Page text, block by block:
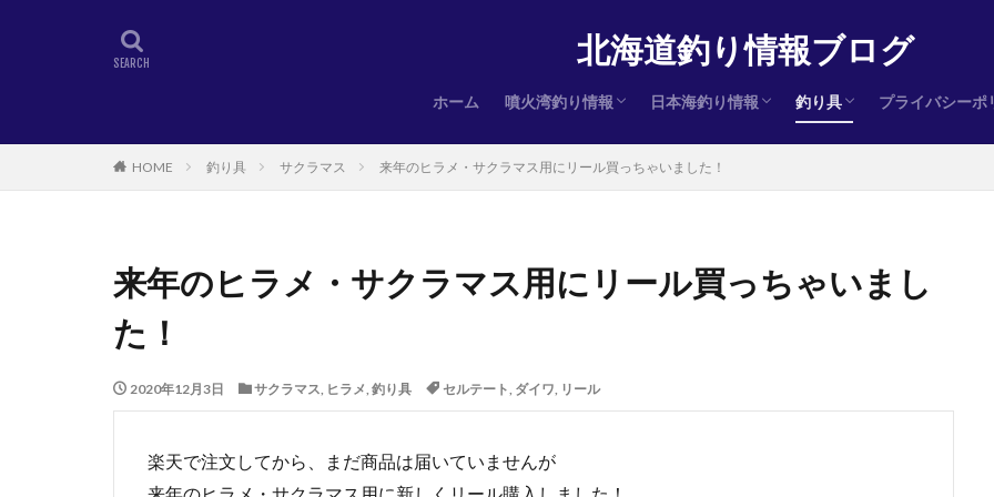
北海道釣り情報ブログ
ホーム 噴火湾釣り情報
ヒラメ
サクラマス
アキアジ（鮭）
日本海釣り情報
ヒラメ
サクラマス
アキアジ（鮭）
釣り具
ヒラメ
サクラマス
アキアジ（鮭）
インプレ
プライバシーポ
HOME 釣り具 サクラマス 来年のヒラメ・サクラマス用にリール買っちゃいました！
来年のヒラメ・サクラマス用にリール買っちゃいまし
た！
2020年12月3日 サクラマス, ヒラメ, 釣り具 セルテート, ダイワ, リール
楽天で注文してから、まだ商品は届いていませんが